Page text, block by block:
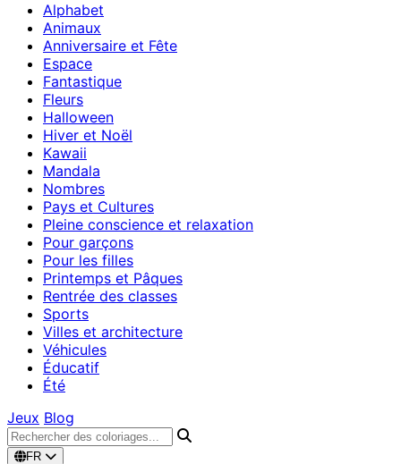
Alphabet
Animaux
Anniversaire et Fête
Espace
Fantastique
Fleurs
Halloween
Hiver et Noël
Kawaii
Mandala
Nombres
Pays et Cultures
Pleine conscience et relaxation
Pour garçons
Pour les filles
Printemps et Pâques
Rentrée des classes
Sports
Villes et architecture
Véhicules
Éducatif
Été
Jeux Blog
FR